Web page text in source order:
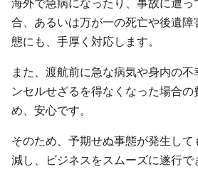
海外で急病になったり、事故に遭
合、あるいは万が一の死亡や後遺
態にも、手厚く対応します。
また、渡航前に急な病気や身内の
ンセルせざるを得なくなった場合
め、安心です。
そのため、予期せぬ事態が発生し
減し、ビジネスをスムーズに遂行で